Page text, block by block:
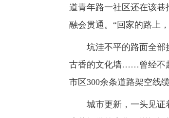
道青年路一社区还在该巷
融会贯通。“回家的路上
坑洼不平的路面全部换
古香的文化墙……曾经不
市区300余条道路架空线
城市更新，一头见证着